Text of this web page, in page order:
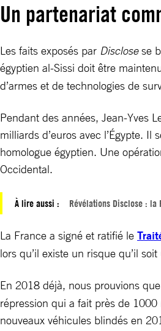
Un partenariat
Les faits exposés par Disclosese
égyptien al-Sissi doit être
d’armes et de technologies de
Pendant des années, Jean-Yves
milliards d’euros avec l’Égypte. Il
homologue égyptien. Une
Occidental.
À lire aussi : Révélations Disclose :
La France a signé et ratifié le
lors qu’il existe un risque qu’il
En 2018 déjà, nous prouvions
répression qui a fait près de
nouveaux véhicules blindés en